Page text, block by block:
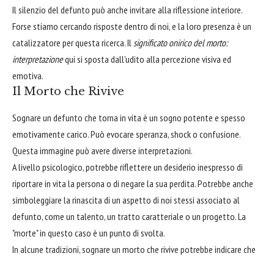
Il silenzio del defunto può anche invitare alla riflessione interiore.
Forse stiamo cercando risposte dentro di noi, e la loro presenza è un
catalizzatore per questa ricerca. Il significato onirico del morto:
interpretazionequi si sposta dall'udito alla percezione visiva ed
emotiva.
Il Morto che Rivive
Sognare un defunto che torna in vita è un sogno potente e spesso
emotivamente carico. Può evocare speranza, shock o confusione.
Questa immagine può avere diverse interpretazioni.
A livello psicologico, potrebbe riflettere un desiderio inespresso di
riportare in vita la persona o di negare la sua perdita. Potrebbe anche
simboleggiare la rinascita di un aspetto di noi stessi associato al
defunto, come un talento, un tratto caratteriale o un progetto. La
"morte" in questo caso è un punto di svolta.
In alcune tradizioni, sognare un morto che rivive potrebbe indicare che